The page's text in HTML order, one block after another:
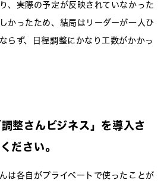
、実際の予定が反映されていなかった
かったため、結局はリーダーが一人ひ
らず、日程調整にかなり工数がかかっ
整さんビジネス」を導入さ
ださい。
は各自がプライベートで使ったことが